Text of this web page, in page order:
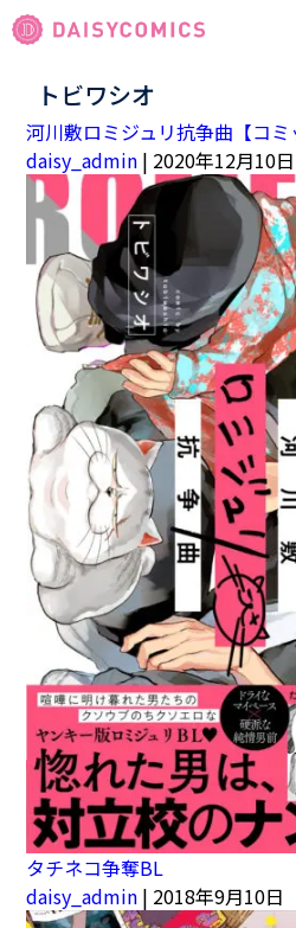
トビワシオ
河川敷ロミジュリ抗争曲【コミ
daisy_admin | 2020年12月10日
タチネコ争奪BL
daisy_admin | 2018年9月10日